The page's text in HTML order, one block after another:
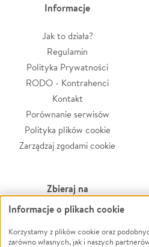
Informacje
Jak to działa?
Regulamin
Polityka Prywatności
RODO - Kontrahenci
Kontakt
Porównanie serwisów
Polityka plików cookie
Zarządzaj zgodami cookie
Zbieraj na
Leczenie
Zwierzęta
Informacje o plikach cookie
Korzystamy z plików cookie oraz
zarówno własnych, jak i naszych